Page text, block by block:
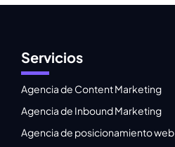
Servicios
Agencia de Content Marketing
Agencia de Inbound Marketing
Agencia de posicionamiento web